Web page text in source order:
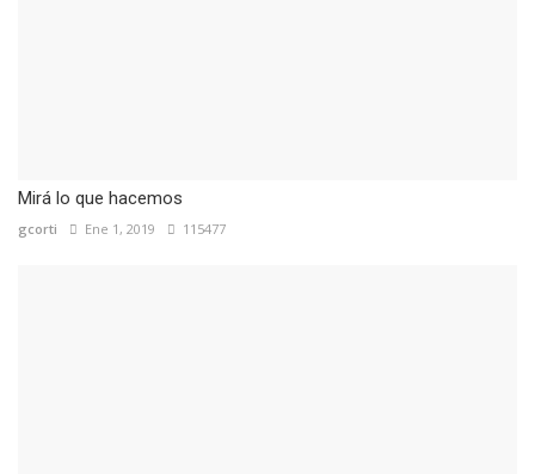
Mirá lo que hacemos
gcorti Ene 1, 2019 115477